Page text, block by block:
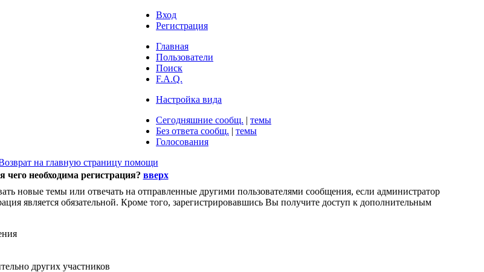
Вход
Регистрация
Главная
Пользователи
Поиск
F.A.Q.
Настройка вида
Сегодняшние сообщ. | темы
Без ответа сообщ. | темы
Голосования
на главную страницу помощи
чего необходима регистрация? вверх
новые темы или отвечать на отправленные другими пользователями сообщения, если администратор
является обязательной. Кроме того, зарегистрировавшись Вы получите доступ к дополнительным
других участников